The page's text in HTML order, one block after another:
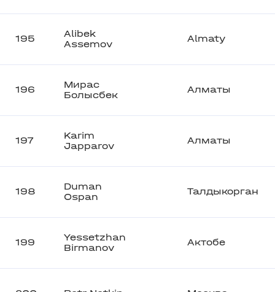
195
Alibek
Assemov
Almaty
196
Мирас
Болысбек
Алматы
197
Karim
Japparov
Алматы
198
Duman
Ospan
Талдыкорган
199
Yessetzhan
Birmanov
Актобе